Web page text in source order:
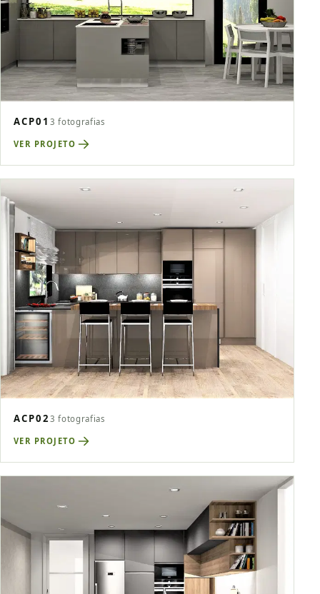
ACP01 3 fotografias
VER PROJETO
ACP02 3 fotografias
VER PROJETO